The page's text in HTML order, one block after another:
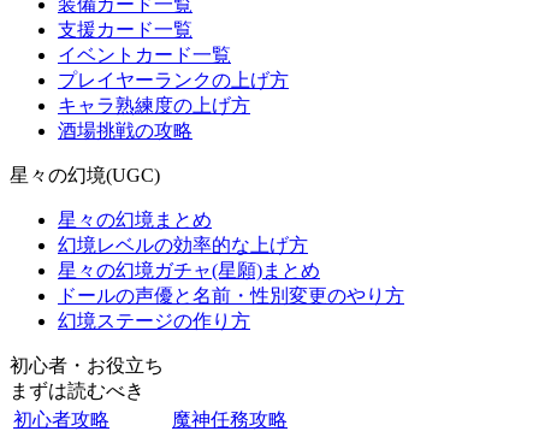
装備カード一覧
支援カード一覧
イベントカード一覧
プレイヤーランクの上げ方
キャラ熟練度の上げ方
酒場挑戦の攻略
星々の幻境(UGC)
星々の幻境まとめ
幻境レベルの効率的な上げ方
星々の幻境ガチャ(星願)まとめ
ドールの声優と名前・性別変更のやり方
幻境ステージの作り方
初心者・お役立ち
まずは読むべき
初心者攻略
魔神任務攻略